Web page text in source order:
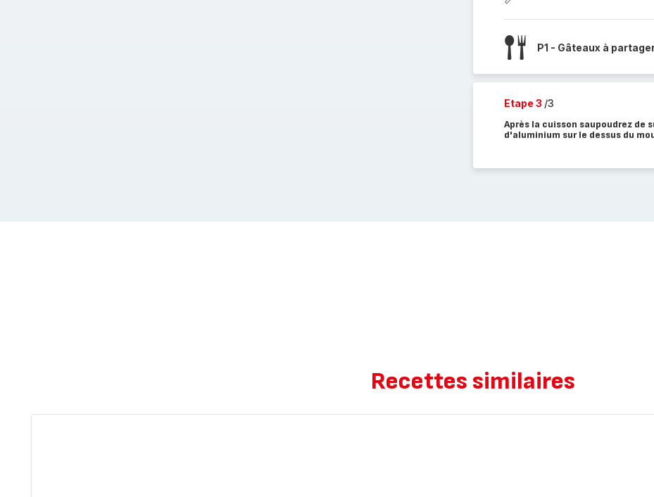
P1 - Gâteaux à
Etape 3 /3
Après la cuisson saupoudrez
d'aluminium sur le dessus du
Recettes similaires